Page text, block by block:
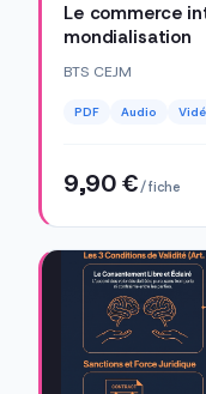
Le commerce
mondialisation
BTS CEJM
PDF Audio
9,90 €/ fiche